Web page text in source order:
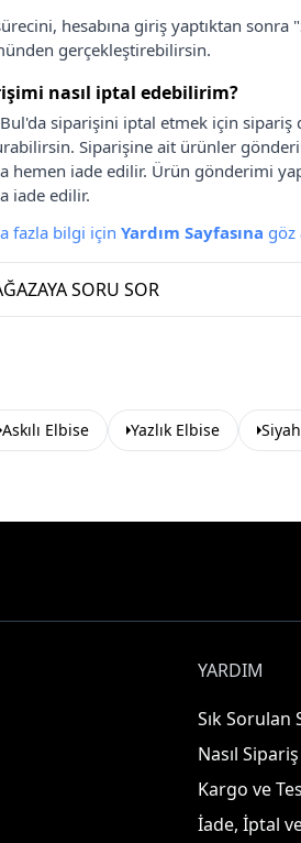
hesabına giriş yaptıktan
gerçekleştirebilirsin.
nasıl iptal edebilirim?
siparişini iptal etmek için
Siparişine ait ürünler
hemen iade edilir. Ürün gönderimi
iade edilir.
fazla bilgi için Yardım Sayfasına göz
SORU SOR
Askılı Elbise Yazlık Elbise
YARDIM
Sık Sorulan
Nasıl
Kargo ve
İade, İptal